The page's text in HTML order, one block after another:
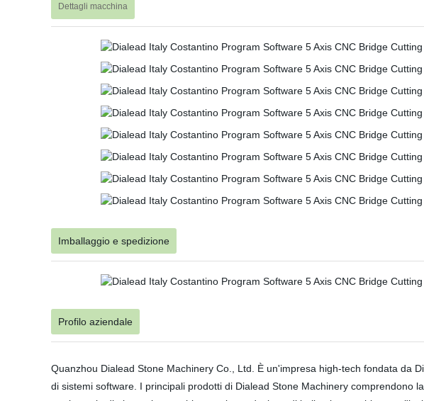
Dettagli macchina
Imballaggio e spedizione
Profilo aziendale
Quanzhou Dialead Stone Machinery Co., Ltd. È un'impresa high-tech fondata da
di sistemi software. I principali prodotti di Dialead Stone Machinery comprendono